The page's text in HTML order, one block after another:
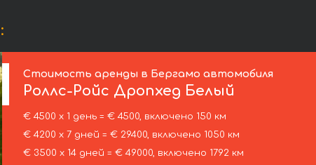
Стоимость аренды в Бергамо автомобиля
Роллс-Ройс Дропхед Белый
€ 4500 х 1 день = € 4500, включено 150 км
€ 4200 х 7 дней = € 29400, включено 1050 км
€ 3500 х 14 дней = € 49000, включено 1792 км